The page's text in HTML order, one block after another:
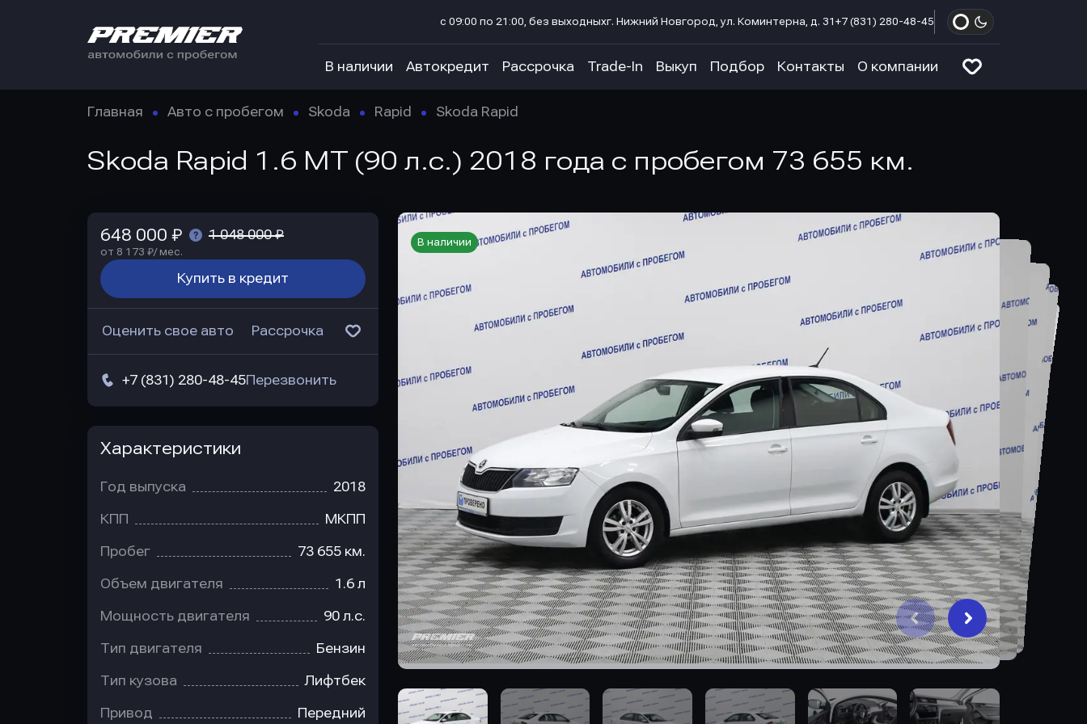
с 09:00 по 21:00, без выходныхг. Нижний Новгород, ул. Коминтерна, д. 31 +7 (831) 280-48-45
В наличии Автокредит Рассрочка Trade-In Выкуп Подбор Контакты О компании
Главная Авто с пробегом Skoda Rapid Skoda Rapid
Skoda Rapid 1.6 MT (90 л.с.) 2018 года с пробегом 73 655 км.
В наличии
648 000 ₽ 1 048 000 ₽
от 8 173 ₽/ мес.
Купить в кредит
Оценить свое авто Рассрочка
+7 (831) 280-48-45Перезвонить
Характеристики
Год выпуска 2018
КПП МКПП
Пробег 73 655 км.
Объем двигателя 1.6 л
Мощность двигателя 90 л.с.
Тип двигателя Бензин
Тип кузова Лифтбек
Привод Передний